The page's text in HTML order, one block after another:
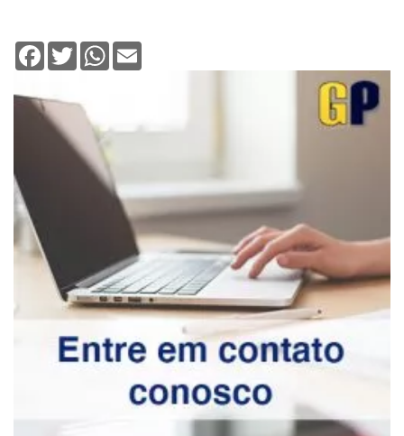
Facebook
TwitterWhatsApp